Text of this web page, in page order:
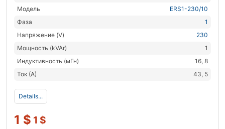
Модель
ERS1-230/10
Фаза
1
Напряжение (V)
230
Мощность (kVAr)
1
Индуктивность (мГн)
16, 8
Ток (А)
43, 5
Details...
1 $ 1 $